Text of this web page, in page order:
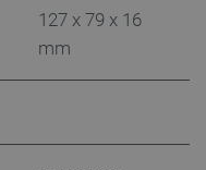
127 x 79 x 16
mm